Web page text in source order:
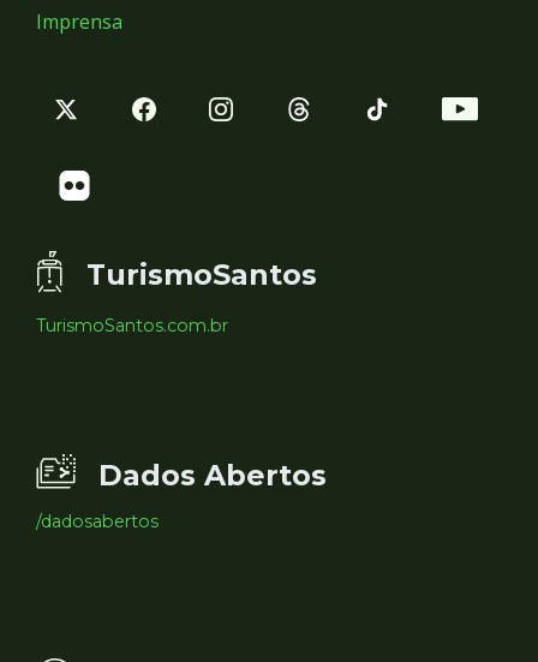
Imprensa
TurismoSantos
TurismoSantos.com.br
Dados Abertos
/dadosabertos